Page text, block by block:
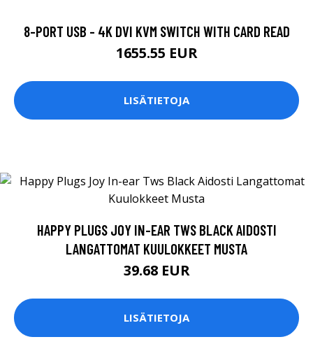
8-PORT USB - 4K DVI KVM SWITCH WITH CARD READ
1655.55 EUR
LISÄTIETOJA
HAPPY PLUGS JOY IN-EAR TWS BLACK AIDOSTI
LANGATTOMAT KUULOKKEET MUSTA
39.68 EUR
LISÄTIETOJA